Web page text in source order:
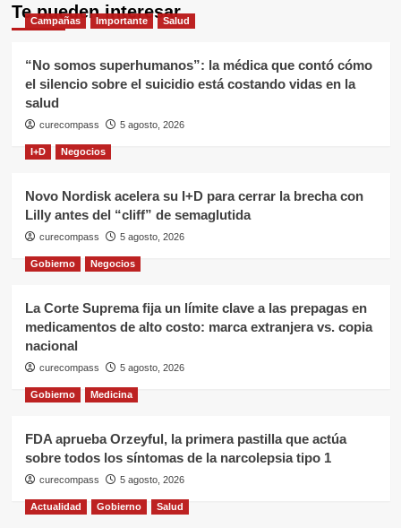
Te pueden interesar
Campañas Importante Salud
“No somos superhumanos”: la médica que contó cómo
el silencio sobre el suicidio está costando vidas en la
salud
curecompass 5 agosto, 2026
I+D Negocios
Novo Nordisk acelera su I+D para cerrar la brecha con
Lilly antes del “cliff” de semaglutida
curecompass 5 agosto, 2026
Gobierno Negocios
La Corte Suprema fija un límite clave a las prepagas en
medicamentos de alto costo: marca extranjera vs. copia
nacional
curecompass 5 agosto, 2026
Gobierno Medicina
FDA aprueba Orzeyful, la primera pastilla que actúa
sobre todos los síntomas de la narcolepsia tipo 1
curecompass 5 agosto, 2026
Actualidad Gobierno Salud